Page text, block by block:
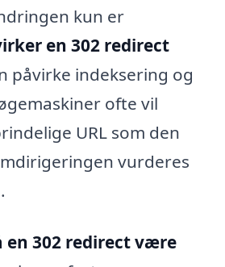
kun er
en 302 redirect
påvirke indeksering og
ofte vil
URL som den
vurderes
302 redirect være